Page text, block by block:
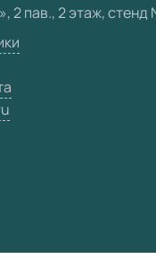
2 пав., 2 этаж,